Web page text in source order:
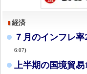
経済
７月のインフレ
6:07)
上半期の国境貿